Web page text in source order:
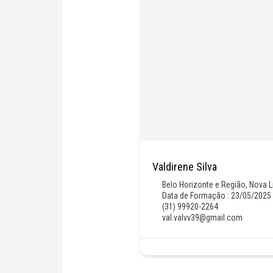
Valdirene Silva
Belo Horizonte e Região, Nova
Data de Formação : 23/05/2025
(31) 99920-2264
val.valvv39@gmail.com